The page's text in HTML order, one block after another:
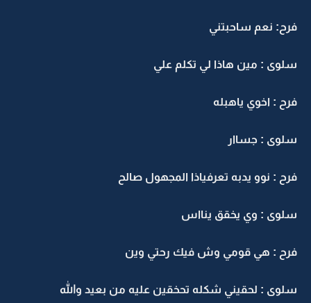
فرح: نعم ساحبتني
سلوى : مين هاذا لي تكلم علي
فرح : اخوي ياهبله
سلوى : جساار
فرح : نوو يدبه تعرفياذا المجهول صالح
سلوى : وي يخقق ينااس
فرح : هي قومي وش فيك رحتي وين
سلوى : لحقيني شكله تحخقين عليه من بعيد والله